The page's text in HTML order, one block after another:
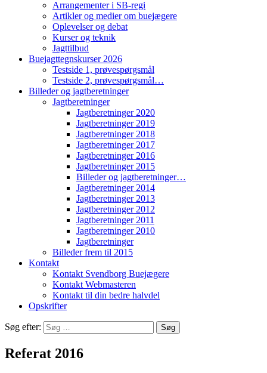
Arrangementer i SB-regi
Artikler og medier om buejægere
Oplevelser og debat
Kurser og teknik
Jagttilbud
Buejagttegnskurser 2026
Testside 1, prøvespørgsmål
Testside 2, prøvespørgsmål…
Billeder og jagtberetninger
Jagtberetninger
Jagtberetninger 2020
Jagtberetninger 2019
Jagtberetninger 2018
Jagtberetninger 2017
Jagtberetninger 2016
Jagtberetninger 2015
Billeder og jagtberetninger…
Jagtberetninger 2014
Jagtberetninger 2013
Jagtberetninger 2012
Jagtberetninger 2011
Jagtberetninger 2010
Jagtberetninger
Billeder frem til 2015
Kontakt
Kontakt Svendborg Buejægere
Kontakt Webmasteren
Kontakt til din bedre halvdel
Opskrifter
Søg efter:
Referat 2016